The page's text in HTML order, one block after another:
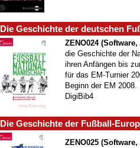
Die Geschichte der deutschen
ZENO024 (Software,
die Geschichte der
ihren Anfängen bis
für das EM-Turnier
Beginn der EM
DigiBib4
Die Geschichte der Fußball-
ZENO025 (Software,